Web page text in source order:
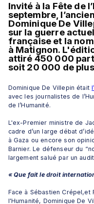
Invité à la Fête de
septembre,
Dominique De
sur la guerre
française et la
à Matignon.
attiré 450 000
soit 20 000 de
Dominique De Villepin était
avec les journalistes de
de l’Humanité.
L'ex-Premier ministre de
cadre d’un large débat
à Gaza ou encore son
Barnier. Le défenseur du
largement salué par un
« Que fait le droit
Face à Sébastien Crépel,et
l'Humanité, Dominique De